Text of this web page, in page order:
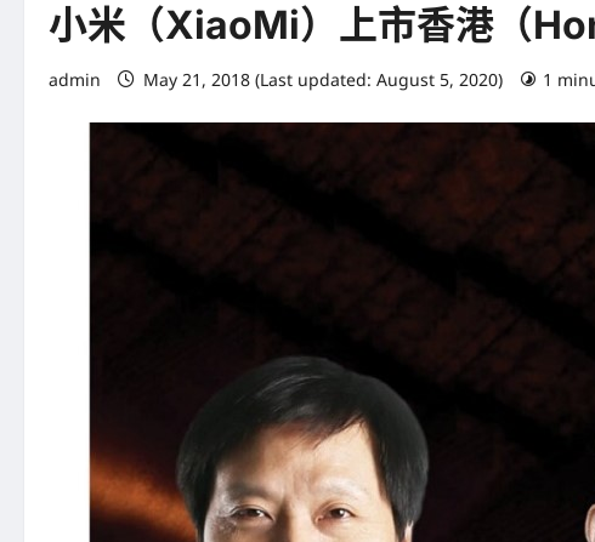
小米（XiaoMi）上市香港（
admin May 21, 2018 (Last updated: August 5, 2020) 1